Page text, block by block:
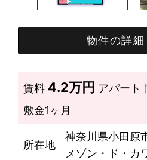
物件の詳細
賃料 4.2万円 アパート
敷金1ヶ月
所在地
神奈川県小田
メゾン・ド・カ